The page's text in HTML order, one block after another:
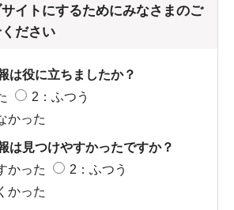
イトにするためにみなさまのご
ださい
は役に立ちましたか？
2：ふつう
かった
は見つけやすかったですか？
かった
2：ふつう
かった